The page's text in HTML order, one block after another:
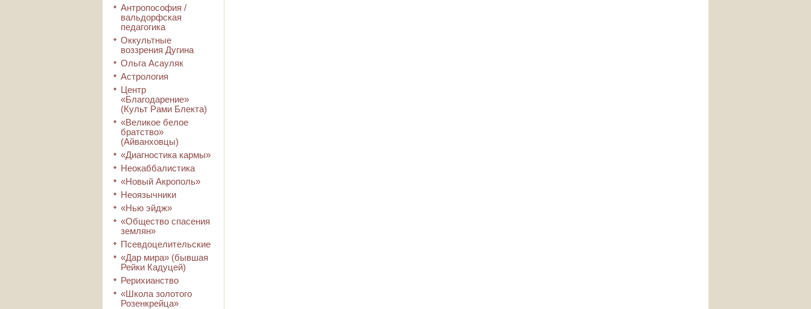
Антропософия /
вальдорфская
педагогика
Оккультные
воззрения Дугина
Ольга Асауляк
Астрология
Центр
«Благодарение»
(Культ Рами Блекта)
«Великое белое
братство»
(Айванховцы)
«Диагностика кармы»
Неокаббалистика
«Новый Акрополь»
Неоязычники
«Нью эйдж»
«Общество спасения
землян»
Псевдоцелительские
«Дар мира» (бывшая
Рейки Кадуцей)
Рерихианство
«Школа золотого
Розенкрейца»